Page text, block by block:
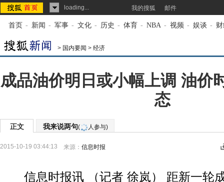
loading... 我的搜狐 邮件
首页 - 新闻 - 军事 - 文化 - 历史 - 体育 - NBA - 视频 - 娱谈 -
> 国内要闻 > 经济
成品油价明日或小幅上调 油价
态
正文 我来说两句( 人参与)
2015-10-19 03:44:13 来源： 信息时报
信息时报讯 （记者 徐岚） 距新一轮